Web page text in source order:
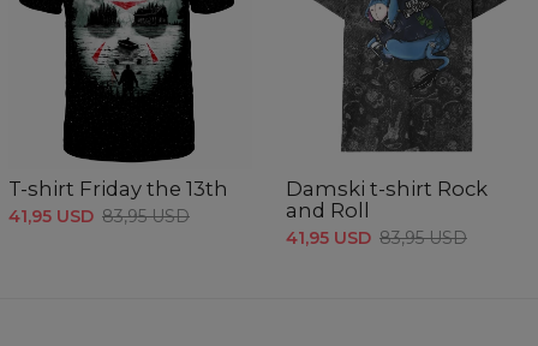
T-shirt Friday the 13th
41,95 USD 83,95 USD
Damski t-shirt Rock
and Roll
41,95 USD 83,95 USD